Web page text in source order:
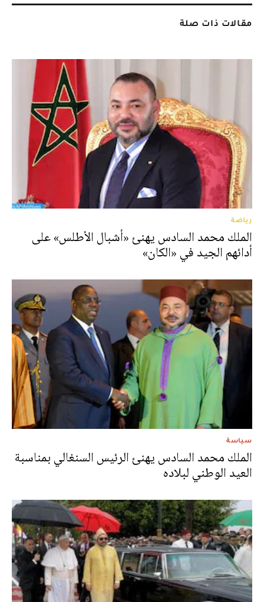
مقالات ذات صلة
رياضة
الملك محمد السادس يهنئ «أشبال الأطلس» على
أدائهم الجيد في «الكان»
سياسة
الملك محمد السادس يهنئ الرئيس السنغالي بمناسبة
العيد الوطني لبلاده